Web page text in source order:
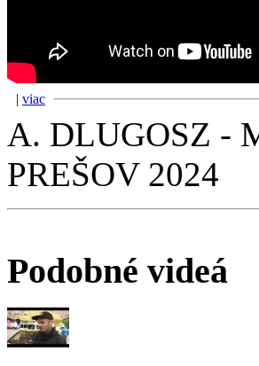
| viac
A. DLUGOSZ -
PREŠOV 2024
Podobné videá